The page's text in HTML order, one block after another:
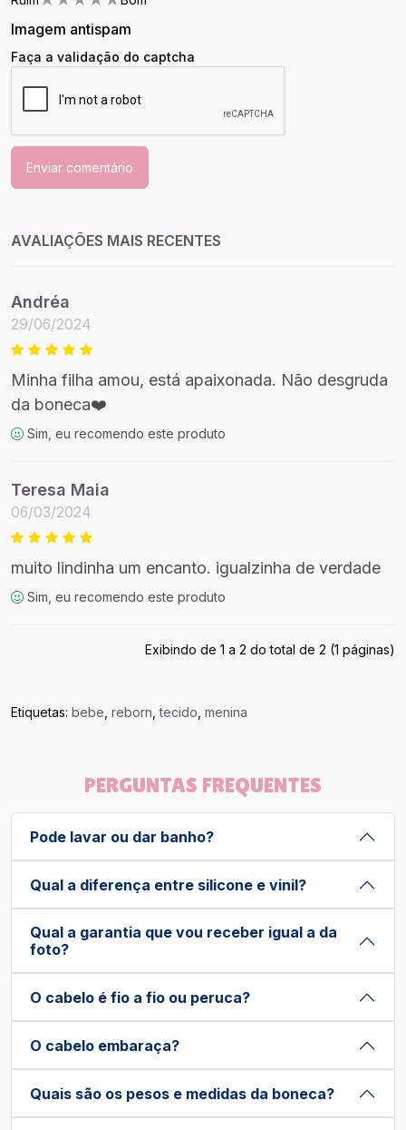
Imagem antispam
Faça a validação do captcha
Enviar comentário
AVALIAÇÕES MAIS RECENTES
Andréa
29/06/2024
Minha filha amou, está apaixonada. Não desgruda
da boneca❤️
Sim, eu recomendo este produto
Teresa Maia
06/03/2024
muito lindinha um encanto. igualzinha de verdade
Sim, eu recomendo este produto
Exibindo de 1 a 2 do total de 2 (1 páginas)
Etiquetas: bebe reborn ,tecido menina
PERGUNTAS FREQUENTES
Pode lavar ou dar banho?
Qual a diferença entre silicone e vinil?
Qual a garantia que vou receber igual a da
foto?
O cabelo é fio a fio ou peruca?
O cabelo embaraça?
Quais são os pesos e medidas da boneca?